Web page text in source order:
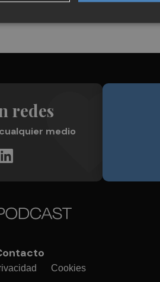
redes
medio
Cookies